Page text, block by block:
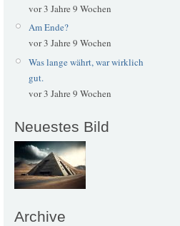
vor 3 Jahre 9 Wochen
Am Ende?
vor 3 Jahre 9 Wochen
Was lange währt, war wirklich
gut.
vor 3 Jahre 9 Wochen
Neuestes Bild
Archive